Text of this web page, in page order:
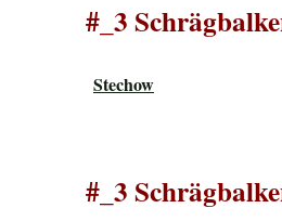
#_3
Stechow
#_3